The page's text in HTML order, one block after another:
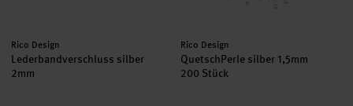
Hersteller:
Rico Design
Lederbandverschluss silber
2mm
Hersteller:
Rico Design
QuetschPerle silber 1,5mm
200 Stück